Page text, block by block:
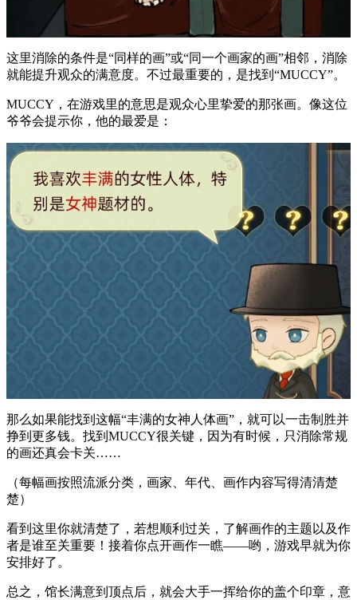
这里消除的条件是“同样的画”或“同一个画家的画”相邻，消除
就能提升观众的满意度。不过最重要的，是找到“MUCCY”。
MUCCY，在游戏里的意思是观众心里挚爱的那张画。像这位
爷爷会提示你，他的最爱是：
那么如果能找到这幅“丰满的女神人体画”，就可以一击制胜并
挣到更多钱。找到MUCCY很关键，因为有时候，只消除常规
的画还真会卡关……
（每幅画按照流派分类，画家、年代、画作内容写得清清楚
楚）
看到这里你就清楚了，若想顺利过关，了解画作的主题以及作
者是谁至关重要！接着你点开画作一瞧——哟，游戏早就为你
安排好了。
总之，馆长满意到顶点后，就会大手一挥给你的盖个印章，意